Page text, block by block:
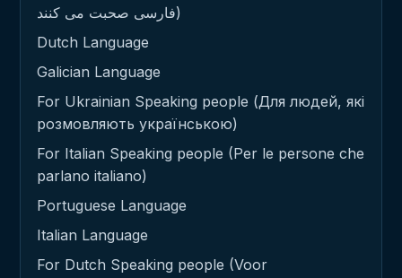
فارسی صحبت می کنند)
Dutch Language
Galician Language
For Ukrainian Speaking people (Для людей, які
розмовляють українською)
For Italian Speaking people (Per le persone che
parlano italiano)
Portuguese Language
Italian Language
For Dutch Speaking people (Voor